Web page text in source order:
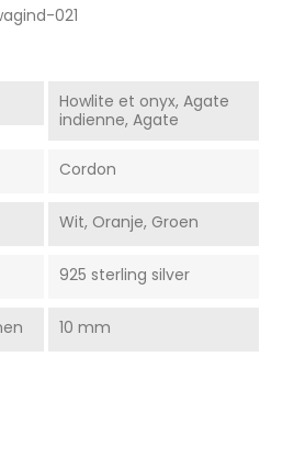
021
Howlite et onyx, Agate
indienne, Agate
Cordon
Wit, Oranje, Groen
925 sterling silver
10 mm